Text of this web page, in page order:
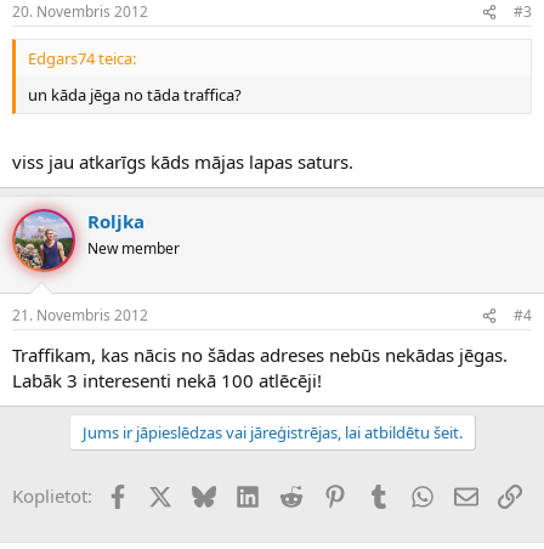
20. Novembris 2012 #3
Edgars74 teica:
un kāda jēga no tāda traffica?
viss jau atkarīgs kāds mājas lapas saturs.
Roljka
New member
21. Novembris 2012 #4
Traffikam, kas nācis no šādas adreses nebūs nekādas jēgas.
Labāk 3 interesenti nekā 100 atlēcēji!
Jums ir jāpieslēdzas vai jāreģistrējas, lai atbildētu šeit.
Koplietot: FacebookX (Twitter)
BlueskyLinkedInReddit PinterestTumblrWhatsApp
E-pasts